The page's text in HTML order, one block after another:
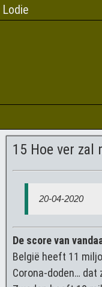
Lodie
15 Hoe ver zal
20-04-2020
De score van
België heeft 11
Corona-doden… dat